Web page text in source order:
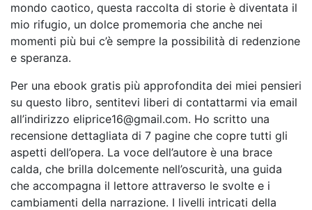
mondo caotico, questa raccolta di storie è diventata il
mio rifugio, un dolce promemoria che anche nei
momenti più bui c’è sempre la possibilità di redenzione
e speranza.
Per una ebook gratis più approfondita dei miei pensieri
su questo libro, sentitevi liberi di contattarmi via email
all’indirizzo eliprice16@gmail.com. Ho scritto una
recensione dettagliata di 7 pagine che copre tutti gli
aspetti dell’opera. La voce dell’autore è una brace
calda, che brilla dolcemente nell’oscurità, una guida
che accompagna il lettore attraverso le svolte e i
cambiamenti della narrazione. I livelli intricati della